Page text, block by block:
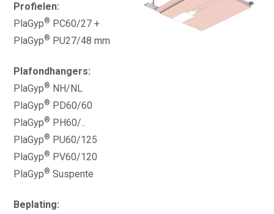
Profielen:
PlaGyp® PC60/27 +
PlaGyp® PU27/48 mm
Plafondhangers:
PlaGyp® NH/NL
PlaGyp® PD60/60
PlaGyp® PH60/..
PlaGyp® PU60/125
PlaGyp® PV60/120
PlaGyp® Suspente
Beplating: